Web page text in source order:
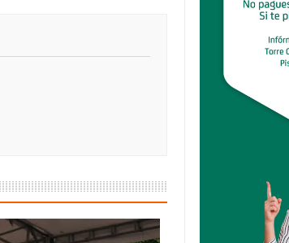
en el municipio de San Luis
con discapacidad de Pueblo Rico